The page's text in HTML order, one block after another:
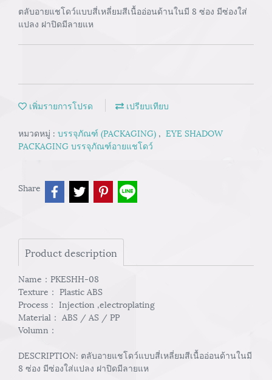
ตลับอายแชโดว์แบบสี่เหลี่ยมสีเนื้ออ่อนด้านในมี 8 ซ่อง มีซ่องใส่
แปลง ฝาปิดมีลายแห
เพิ่มรายการโปรด เปรียบเทียบ
หมวดหมู่ : บรรจุภัณฑ์ (PACKAGING) , EYE SHADOW
PACKAGING บรรจุภัณฑ์อายแชโดว์
Share
Product description
Name：PKESHH-08
Texture： Plastic ABS
Process： Injection ,electroplating
Material： ABS / AS / PP
Volumn：
DESCRIPTION: ตลับอายแชโดว์แบบสี่เหลี่ยมสีเนื้ออ่อนด้านในมี
8 ซ่อง มีซ่องใส่แปลง ฝาปิดมีลายแห